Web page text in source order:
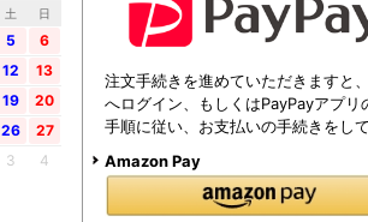
注文手続きを進めていただきますと
へログイン、もしくはPayPayアプ
手順に従い、お支払いの手続きをし
Amazon Pay
土 日
5
6
12
13
19
20
26
27
3 4